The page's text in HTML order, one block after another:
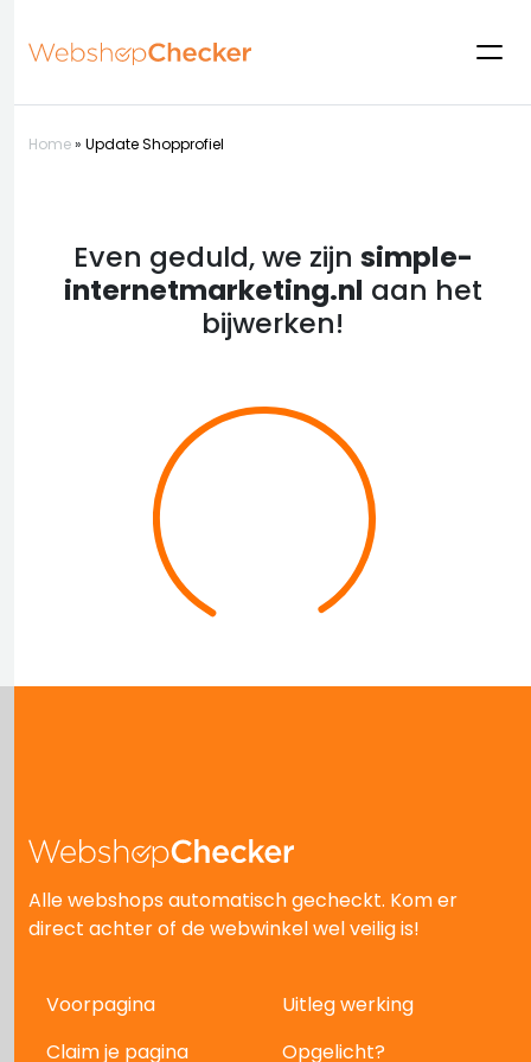
Home» Update Shopprofiel
Even geduld, we zijn simple-
internetmarketing.nl aan het
bijwerken!
Alle webshops automatisch gecheckt. Kom er
direct achter of de webwinkel wel veilig is!
Voorpagina
Uitleg werking
Claim je pagina
Opgelicht?